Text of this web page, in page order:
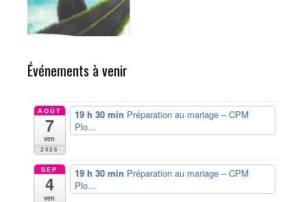
Événements à venir
AOÛT
7
ven
2026
19 h 30 min Préparation au mariage – CPM
Plo...
SEP
4
ven
19 h 30 min Préparation au mariage – CPM
Plo...